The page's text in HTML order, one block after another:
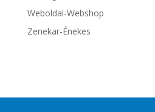
Weboldal-Webshop
Zenekar-Énekes